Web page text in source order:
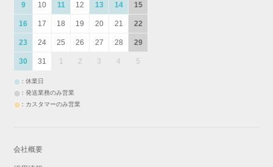
9 10 11 12 13 14 15
16 17 18 19 20 21 22
23 24 25 26 27 28 29
30 31 1 2 3 4 5
：休業日
：発送業務のみ営業
：カスタマーのみ営業
会社概要